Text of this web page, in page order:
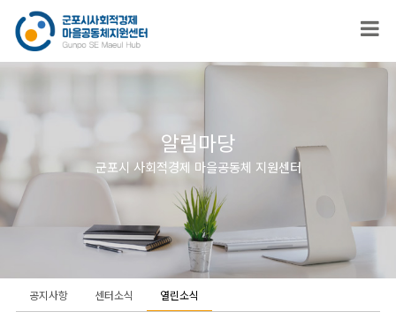
알림마당
군포시 사회적경제 마을공동체 지원센터
공지사항 센터소식 열린소식